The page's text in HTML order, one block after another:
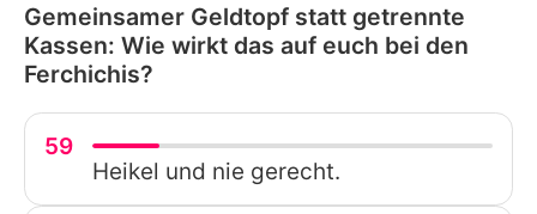
Gemeinsamer Geldtopf statt getrennte
Kassen: Wie wirkt das auf euch bei den
Ferchichis?
59
Heikel und nie gerecht.